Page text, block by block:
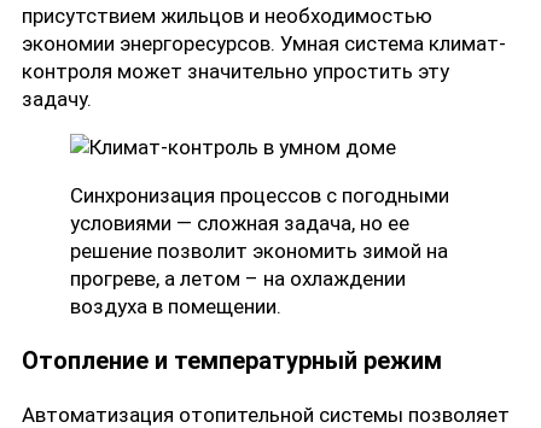
присутствием жильцов и необходимостью
экономии энергоресурсов. Умная система климат-
контроля может значительно упростить эту
задачу.
Синхронизация процессов с погодными
условиями — сложная задача, но ее
решение позволит экономить зимой на
прогреве, а летом – на охлаждении
воздуха в помещении.
Отопление и температурный режим
Автоматизация отопительной системы позволяет